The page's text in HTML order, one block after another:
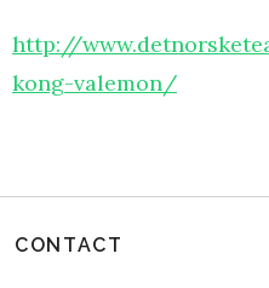
http://
kong-valemon/
CONTACT